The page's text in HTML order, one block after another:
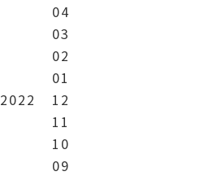
04
03
02
01
2022
12
11
10
09